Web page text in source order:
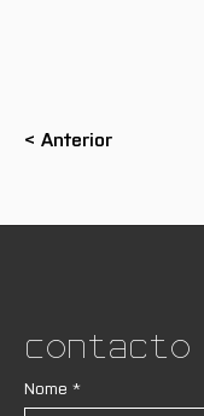
< Anterior
Contacto
Nome *